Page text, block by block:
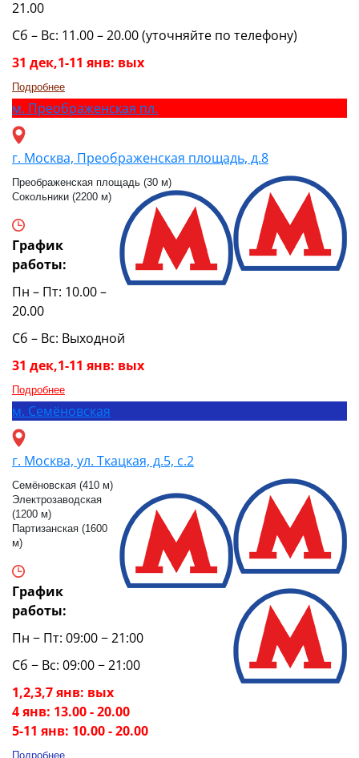
21.00
Сб – Вс: 11.00 – 20.00 (уточняйте по телефону)
31 дек,1-11 янв: вых
Подробнее
м. Преображенская пл.
г. Москва, Преображенская площадь, д.8
Преображенская площадь (30 м)
Сокольники (2200 м)
График
работы:
Пн – Пт: 10.00 –
20.00
Сб – Вс: Выходной
31 дек,1-11 янв: вых
Подробнее
м. Семёновская
г. Москва, ул. Ткацкая, д.5, с.2
Семёновская (410 м)
Электрозаводская
(1200 м)
Партизанская (1600
м)
График
работы:
Пн − Пт: 09:00 − 21:00
Сб − Вс: 09:00 − 21:00
1,2,3,7 янв: вых
4 янв: 13.00 - 20.00
5-11 янв: 10.00 - 20.00
Подробнее